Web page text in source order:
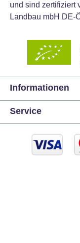
und sind zertifiziert
Landbau mbH DE-
Informationen
Service